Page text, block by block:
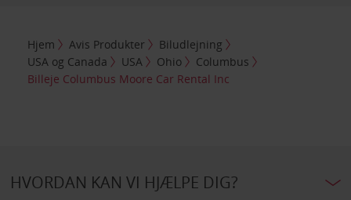
Hjem Avis Produkter
Biludlejning
USA og Canada
USA Ohio
Columbus
Billeje Columbus Moore Car Rental Inc
HVORDAN KAN VI HJÆLPE DIG?